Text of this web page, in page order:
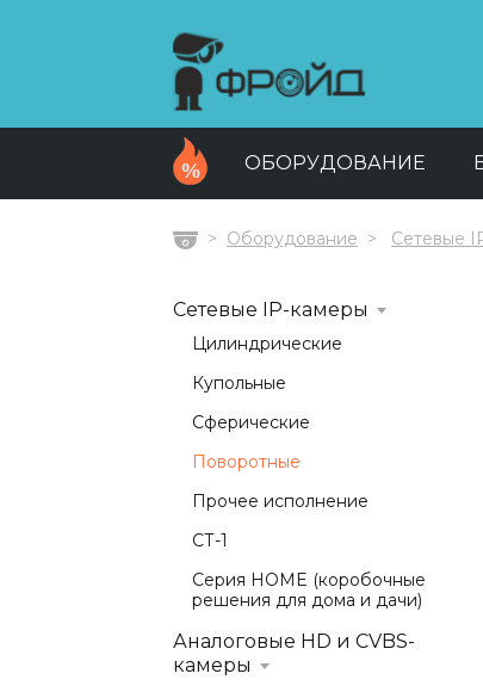
ОБОРУДОВАНИЕ
ГлавнаяОборудование Сетевые
Сетевые IP-камеры
Цилиндрические
Купольные
Сферические
Поворотные
Прочее исполнение
СТ-1
Серия HOME (коробочные
решения для дома и дачи)
Аналоговые HD и CVBS-
камеры